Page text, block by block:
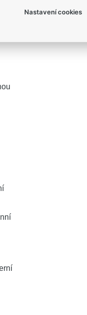
Nastavení cookies